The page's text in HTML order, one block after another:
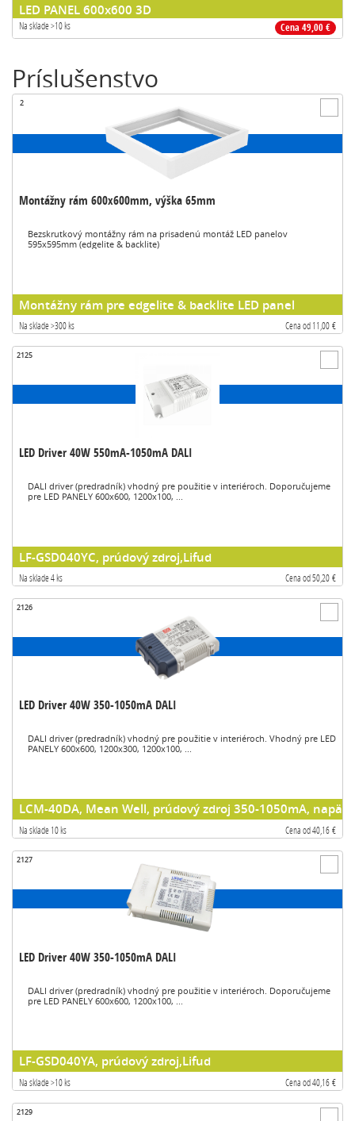
LED PANEL 600x600 3D
Na sklade >10 ks Cena 49,00 €
Príslušenstvo
2
Montážny rám 600x600mm, výška 65mm
Bezskrutkový montážny rám na prisadenú montáž LED panelov
595x595mm (edgelite & backlite)
Montážny rám pre edgelite & backlite LED panel
Na sklade >300 ks Cena od 11,00 €
2125
LED Driver 40W 550mA-1050mA DALI
DALI driver (predradník) vhodný pre použitie v interiéroch. Doporučujeme
pre LED PANELY 600x600, 1200x100, ...
LF-GSD040YC, prúdový zdroj,Lifud
Na sklade 4 ks Cena od 50,20 €
2126
LED Driver 40W 350-1050mA DALI
DALI driver (predradník) vhodný pre použitie v interiéroch. Vhodný pre LED
PANELY 600x600, 1200x300, 1200x100, ...
LCM-40DA, Mean Well, prúdový zdroj 350-1050mA,
Na sklade 10 ks Cena od 40,16 €
2127
LED Driver 40W 350-1050mA DALI
DALI driver (predradník) vhodný pre použitie v interiéroch. Doporučujeme
pre LED PANELY 600x600, 1200x100, ...
LF-GSD040YA, prúdový zdroj,Lifud
Na sklade >10 ks Cena od 40,16 €
2129